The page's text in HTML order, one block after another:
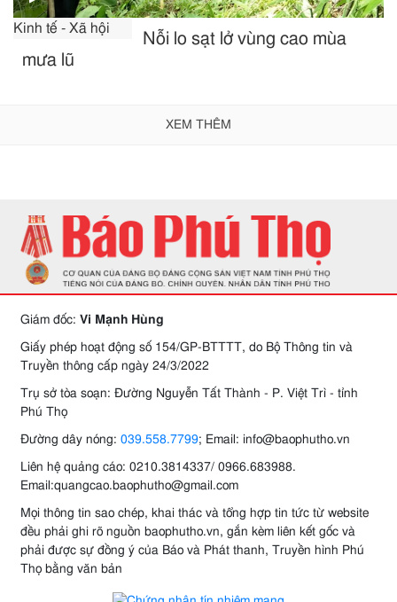
Kinh tế - Xã hội
Nỗi lo sạt lở vùng cao mùa
mưa lũ
XEM THÊM
Giám đốc: Vi Mạnh Hùng
Giấy phép hoạt động số 154/GP-BTTTT, do Bộ Thông tin và
Truyền thông cấp ngày 24/3/2022
Trụ sở tòa soạn: Đường Nguyễn Tất Thành - P. Việt Trì - tỉnh
Phú Thọ
Đường dây nóng: 039.558.7799; Email: info@baophutho.vn
Liên hệ quảng cáo: 0210.3814337/ 0966.683988.
Email:quangcao.baophutho@gmail.com
Mọi thông tin sao chép, khai thác và tổng hợp tin tức từ website
đều phải ghi rõ nguồn baophutho.vn, gắn kèm liên kết gốc và
phải được sự đồng ý của Báo và Phát thanh, Truyền hình Phú
Thọ bằng văn bản